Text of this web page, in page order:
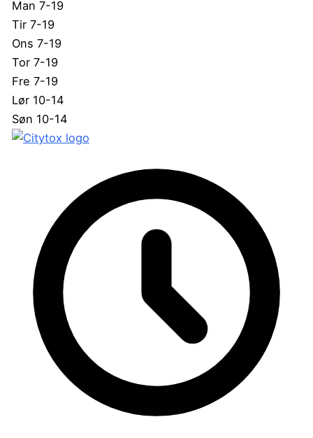
Man 7-19
Tir 7-19
Ons 7-19
Tor 7-19
Fre 7-19
Lør 10-14
Søn 10-14